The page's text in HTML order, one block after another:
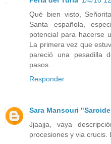
Qué bien visto,
Santa española,
potencial para hacerse
La primera vez que
pareció una pesadilla
pasos...
Responder
Sara Mansouri
Jjaajja, vaya
procesiones y via crucis.